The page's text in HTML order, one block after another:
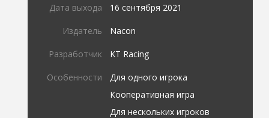
Дата выхода 16 сентября 2021
Издатель Nacon
Разработчик KT Racing
Особенности
Для одного игрока
Кооперативная игра
Для нескольких игроков